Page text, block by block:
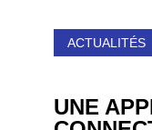
ACTUALITÉS
UNE